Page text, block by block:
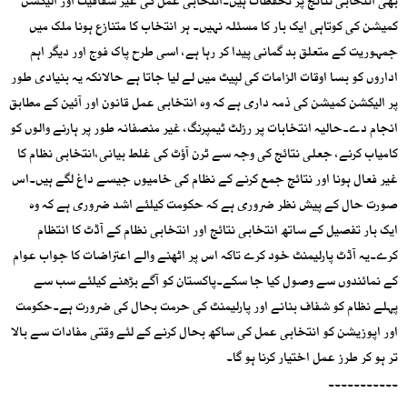
کمیشن کی کوتاہی ایک بار کا مسئلہ نہیں۔ ہر انتخاب کا متنازع ہونا ملک میں
جمہوریت کے متعلق بد گمانی پیدا کر رہا ہے، اسی طرح پاک فوج اور دیگر اہم
اداروں کو بسا اوقات الزامات کی لپیٹ میں لے لیا جاتا ہے حالانکہ یہ بنیادی طور
پر الیکشن کمیشن کی ذمہ داری ہے کہ وہ انتخابی عمل قانون اور آئین کے مطابق
انجام دے۔حالیہ انتخابات پر رزلٹ ٹیمپرنگ، غیر منصفانہ طور پر ہارنے والوں کو
کامیاب کرنے، جعلی نتائج کی وجہ سے ٹرن آؤٹ کی غلط بیانی،انتخابی نظام کا
غیر فعال ہونا اور نتائج جمع کرنے کے نظام کی خامیوں جیسے داغ لگے ہیں۔اس
صورت حال کے پیش نظر ضروری ہے کہ حکومت کیلئے اشد ضروری ہے کہ وہ
ایک بار تفصیل کے ساتھ انتخابی نتائج اور انتخابی نظام کے آڈٹ کا انتظام
کرے۔یہ آڈٹ پارلیمنٹ خود کرے تاکہ اس پر اٹھنے والے اعتراضات کا جواب عوام
کے نمائندوں سے وصول کیا جا سکے۔پاکستان کو آگے بڑھنے کیلئے سب سے
پہلے نظام کو شفاف بنانے اور پارلیمنٹ کی حرمت بحال کی ضرورت ہے۔حکومت
اور اپوزیشن کو انتخابی عمل کی ساکھ بحال کرنے کے لئے وقتی مفادات سے بالا
تر ہو کر طرز عمل اختیار کرنا ہو گا۔
۔۔۔۔۔۔۔۔۔۔۔